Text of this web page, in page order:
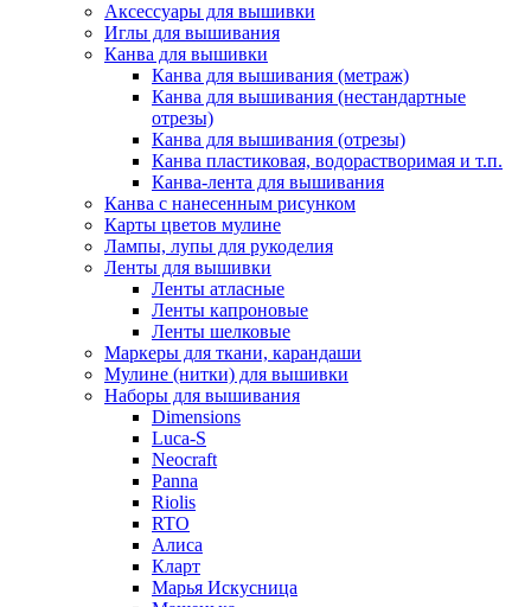
Аксессуары для вышивки
Иглы для вышивания
Канва для вышивки
Канва для вышивания (метраж)
Канва для вышивания (нестандартные
отрезы)
Канва для вышивания (отрезы)
Канва пластиковая, водорастворимая и т.п.
Канва-лента для вышивания
Канва с нанесенным рисунком
Карты цветов мулине
Лампы, лупы для рукоделия
Ленты для вышивки
Ленты атласные
Ленты капроновые
Ленты шелковые
Маркеры для ткани, карандаши
Мулине (нитки) для вышивки
Наборы для вышивания
Dimensions
Luca-S
Neocraft
Panna
Riolis
RTO
Алиса
Кларт
Марья Искусница